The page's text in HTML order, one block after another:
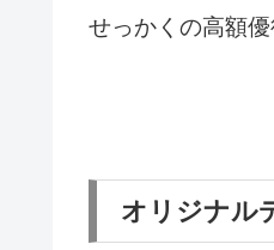
せっかくの高額
オリジナル